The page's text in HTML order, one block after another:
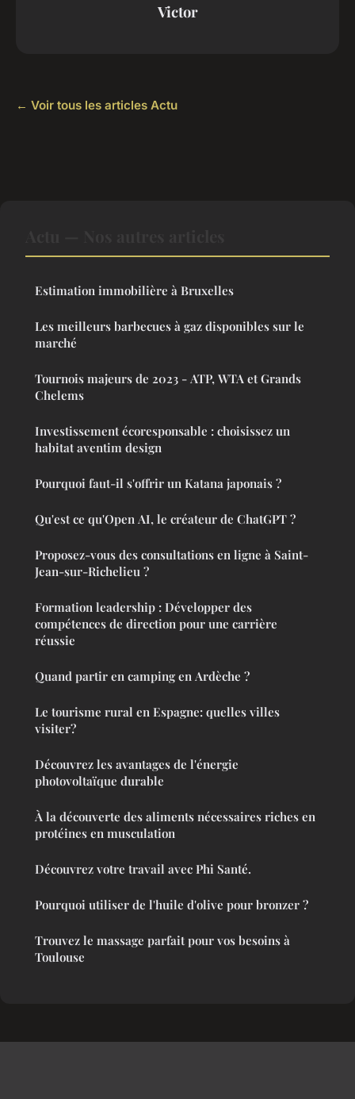
Victor
← Voir tous les articles Actu
Estimation immobilière à Bruxelles
Les meilleurs barbecues à gaz disponibles sur le
marché
Tournois majeurs de 2023 - ATP, WTA et Grands
Chelems
Investissement écoresponsable : choisissez un
habitat aventim design
Pourquoi faut-il s'offrir un Katana japonais ?
Qu'est ce qu'Open AI, le créateur de ChatGPT ?
Proposez-vous des consultations en ligne à Saint-
Jean-sur-Richelieu ?
Formation leadership : Développer des
compétences de direction pour une carrière
réussie
Quand partir en camping en Ardèche ?
Le tourisme rural en Espagne: quelles villes
visiter?
Découvrez les avantages de l'énergie
photovoltaïque durable
À la découverte des aliments nécessaires riches en
protéines en musculation
Découvrez votre travail avec Phi Santé.
Pourquoi utiliser de l'huile d'olive pour bronzer ?
Trouvez le massage parfait pour vos besoins à
Toulouse